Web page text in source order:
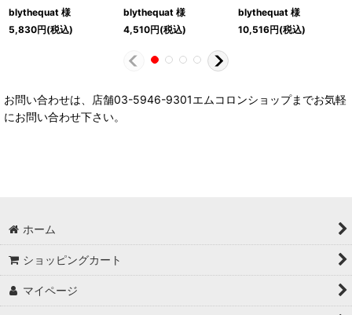
blythequat 様
5,830円(税込)
blythequat 様
4,510円(税込)
blythequat 様
10,516円(税込)
お問い合わせは、店舗03-5946-9301エムコロンショップまでお気軽
にお問い合わせ下さい。
ホーム
ショッピングカート
マイページ